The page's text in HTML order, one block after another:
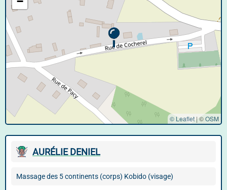
© Leaflet | ©OSM
AURÉLIE DENIEL
Massage des 5 continents (corps) Kobido (visage)